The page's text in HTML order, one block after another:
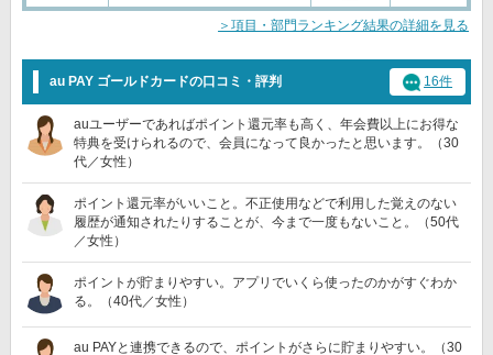
＞項目・部門ランキング結果の詳細を見る
au PAY ゴールドカードの口コミ・評判 16件
auユーザーであればポイント還元率も高く、年会費以上にお得な
特典を受けられるので、会員になって良かったと思います。（30
代／女性）
ポイント還元率がいいこと。不正使用などで利用した覚えのない
履歴が通知されたりすることが、今まで一度もないこと。（50代
／女性）
ポイントが貯まりやすい。アプリでいくら使ったのかがすぐわか
る。（40代／女性）
au PAYと連携できるので、ポイントがさらに貯まりやすい。（30